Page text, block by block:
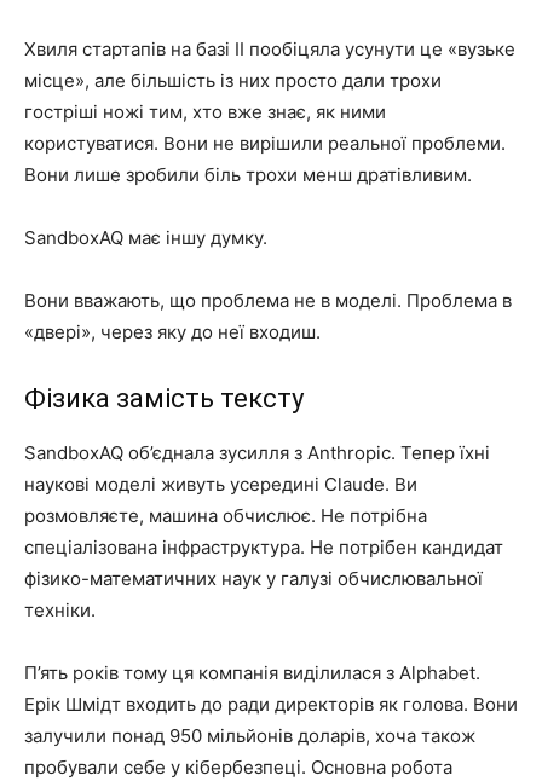
Хвиля стартапів на базі ІІ пообіцяла усунути це «вузьке
місце», але більшість із них просто дали трохи
гостріші ножі тим, хто вже знає, як ними
користуватися. Вони не вирішили реальної проблеми.
Вони лише зробили біль трохи менш дратівливим.
SandboxAQ має іншу думку.
Вони вважають, що проблема не в моделі. Проблема в
«двері», через яку до неї входиш.
Фізика замість тексту
SandboxAQ об’єднала зусилля з Anthropic. Тепер їхні
наукові моделі живуть усередині Claude. Ви
розмовляєте, машина обчислює. Не потрібна
спеціалізована інфраструктура. Не потрібен кандидат
фізико-математичних наук у галузі обчислювальної
техніки.
П’ять років тому ця компанія виділилася з Alphabet.
Ерік Шмідт входить до ради директорів як голова. Вони
залучили понад 950 мільйонів доларів, хоча також
пробували себе у кібербезпеці. Основна робота